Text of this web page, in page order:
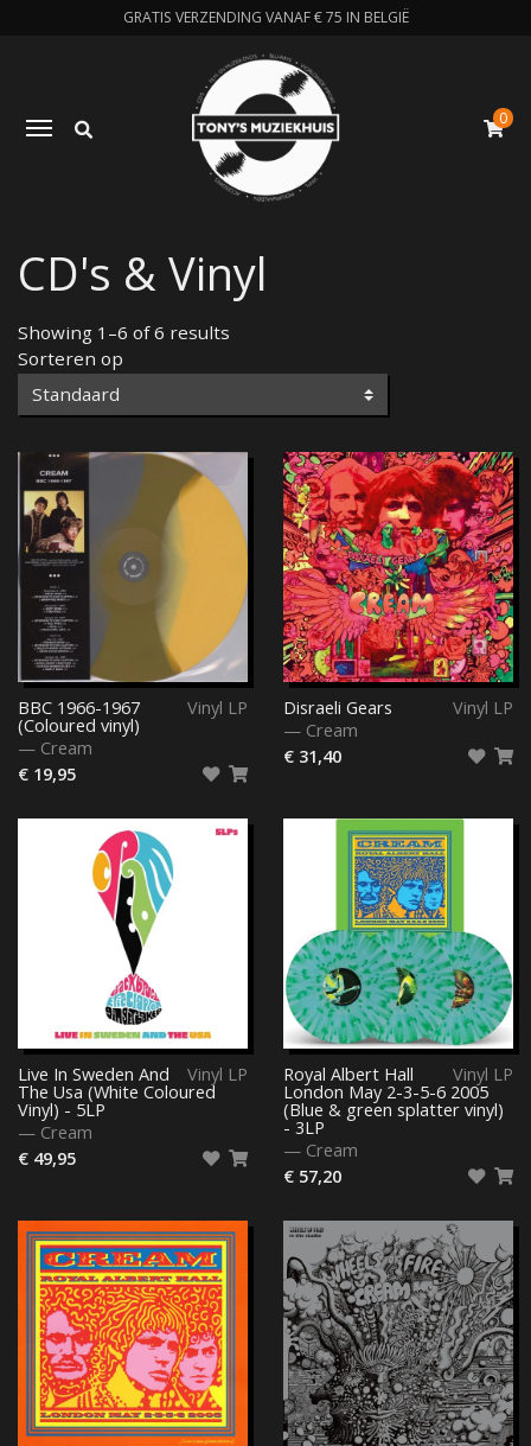
GRATIS VERZENDING VANAF € 75 IN BELGIË
Toggle navigation 0
CD's & Vinyl
Showing 1–6 of 6 results
Sorteren op
Vinyl LP
BBC 1966-1967
(Coloured vinyl)
— Cream
€ 19,95
Vinyl LP
Disraeli Gears
— Cream
€ 31,40
Vinyl LP
Live In Sweden And
The Usa (White Coloured
Vinyl) - 5LP
— Cream
€ 49,95
Vinyl LP
Royal Albert Hall
London May 2-3-5-6 2005
(Blue & green splatter vinyl)
- 3LP
— Cream
€ 57,20